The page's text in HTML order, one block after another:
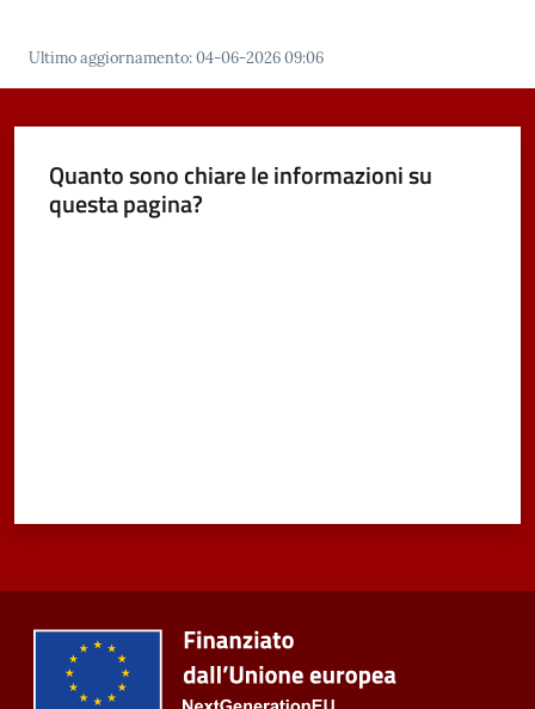
Novità
Servizi
Vivere
Castel
pretorio
Tutti
argomenti...
Ultimo aggiornamento:04-06-2026 09:06
Quanto sono chiare le informazioni su
questa pagina?